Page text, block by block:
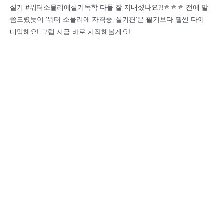
실기 #워터소믈리에실기독학 다들 잘 지내셨나요?!ㅎㅎㅎ 전에 말
씀드렸듯이 ‘워터 소믈리에 자격증_실기편’은 필기보다 훨씬 다이
내믹해요! 그럼 지금 바로 시작해볼게요!